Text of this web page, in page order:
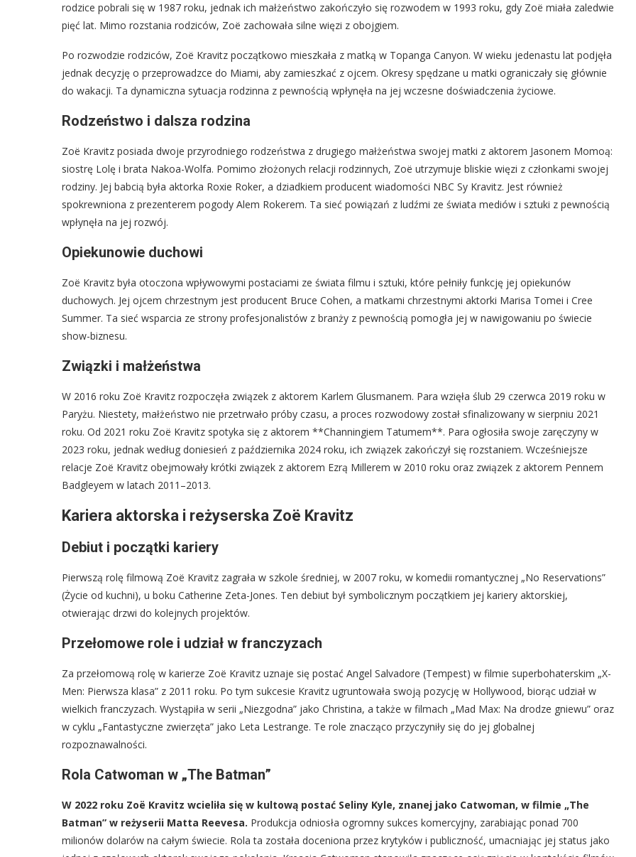
rodzice pobrali się w 1987 roku, jednak ich małżeństwo zakończyło się rozwodem w 1993 roku, gdy Zoë miała zaledwie
pięć lat. Mimo rozstania rodziców, Zoë zachowała silne więzi z obojgiem.
Po rozwodzie rodziców, Zoë Kravitz początkowo mieszkała z matką w Topanga Canyon. W wieku jedenastu lat podjęła
jednak decyzję o przeprowadzce do Miami, aby zamieszkać z ojcem. Okresy spędzane u matki ograniczały się głównie
do wakacji. Ta dynamiczna sytuacja rodzinna z pewnością wpłynęła na jej wczesne doświadczenia życiowe.
Rodzeństwo i dalsza rodzina
Zoë Kravitz posiada dwoje przyrodniego rodzeństwa z drugiego małżeństwa swojej matki z aktorem Jasonem Momoą:
siostrę Lolę i brata Nakoa-Wolfa. Pomimo złożonych relacji rodzinnych, Zoë utrzymuje bliskie więzi z członkami swojej
rodziny. Jej babcią była aktorka Roxie Roker, a dziadkiem producent wiadomości NBC Sy Kravitz. Jest również
spokrewniona z prezenterem pogody Alem Rokerem. Ta sieć powiązań z ludźmi ze świata mediów i sztuki z pewnością
wpłynęła na jej rozwój.
Opiekunowie duchowi
Zoë Kravitz była otoczona wpływowymi postaciami ze świata filmu i sztuki, które pełniły funkcję jej opiekunów
duchowych. Jej ojcem chrzestnym jest producent Bruce Cohen, a matkami chrzestnymi aktorki Marisa Tomei i Cree
Summer. Ta sieć wsparcia ze strony profesjonalistów z branży z pewnością pomogła jej w nawigowaniu po świecie
show-biznesu.
Związki i małżeństwa
W 2016 roku Zoë Kravitz rozpoczęła związek z aktorem Karlem Glusmanem. Para wzięła ślub 29 czerwca 2019 roku w
Paryżu. Niestety, małżeństwo nie przetrwało próby czasu, a proces rozwodowy został sfinalizowany w sierpniu 2021
roku. Od 2021 roku Zoë Kravitz spotyka się z aktorem **Channingiem Tatumem**. Para ogłosiła swoje zaręczyny w
2023 roku, jednak według doniesień z października 2024 roku, ich związek zakończył się rozstaniem. Wcześniejsze
relacje Zoë Kravitz obejmowały krótki związek z aktorem Ezrą Millerem w 2010 roku oraz związek z aktorem Pennem
Badgleyem w latach 2011–2013.
Kariera aktorska i reżyserska Zoë Kravitz
Debiut i początki kariery
Pierwszą rolę filmową Zoë Kravitz zagrała w szkole średniej, w 2007 roku, w komedii romantycznej „No Reservations”
(Życie od kuchni), u boku Catherine Zeta-Jones. Ten debiut był symbolicznym początkiem jej kariery aktorskiej,
otwierając drzwi do kolejnych projektów.
Przełomowe role i udział w franczyzach
Za przełomową rolę w karierze Zoë Kravitz uznaje się postać Angel Salvadore (Tempest) w filmie superbohaterskim „X-
Men: Pierwsza klasa” z 2011 roku. Po tym sukcesie Kravitz ugruntowała swoją pozycję w Hollywood, biorąc udział w
wielkich franczyzach. Wystąpiła w serii „Niezgodna” jako Christina, a także w filmach „Mad Max: Na drodze gniewu” oraz
w cyklu „Fantastyczne zwierzęta” jako Leta Lestrange. Te role znacząco przyczyniły się do jej globalnej
rozpoznawalności.
Rola Catwoman w „The Batman”
W 2022 roku Zoë Kravitz wcieliła się w kultową postać Seliny Kyle, znanej jako Catwoman, w filmie „The
Batman” w reżyserii Matta Reevesa. Produkcja odniosła ogromny sukces komercyjny, zarabiając ponad 700
milionów dolarów na całym świecie. Rola ta została doceniona przez krytyków i publiczność, umacniając jej status jako